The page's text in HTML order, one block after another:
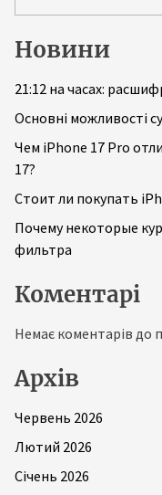
Новини
21:12 на часах:
Основні можливості
Чем iPhone 17 Pro
17?
Стоит ли покупать
Почему некоторые
фильтра
Коментарі
Немає коментарів до
Архів
Червень 2026
Лютий 2026
Січень 2026